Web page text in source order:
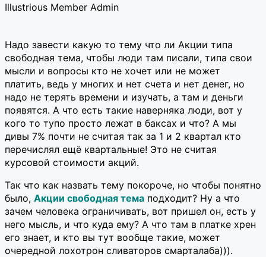
Illustrious Member Admin
Надо завести какую то тему что ли Акции типа
свободная тема, чтобы люди там писали, типа свои
мысли и вопросы кто не хочет или не может
платить, ведь у многих и нет счета и нет денег, но
надо не терять времени и изучать, а там и деньги
появятся. А что есть такие наверняка люди, вот у
кого то тупо просто лежат в баксах и что? А мы
дивы 7% почти не считая так за 1 и 2 квартал кто
перечислял ещё квартальные! Это не считая
курсовой стоимости акций.
Так что как назвать тему покороче, но чтобы понятно
было, Акции свободная тема подходит? Ну а что
зачем человека ограничивать, вот пришел он, есть у
него мысль, и что куда ему? А что там в платке хрен
его знает, и кто вы тут вообще такие, может
очередной лохотрон сливаторов смарталаба))).